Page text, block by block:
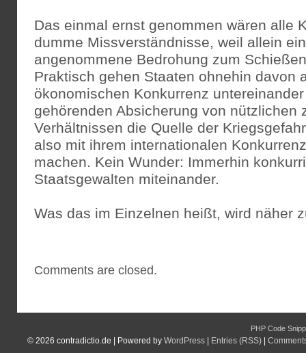
Das einmal ernst genommen wären alle
dumme Missverständnisse, weil allein
angenommene Bedrohung zum
Praktisch gehen Staaten ohnehin davon
ökonomischen Konkurrenz
gehörenden Absicherung von nützlichen
Verhältnissen die Quelle der
also mit ihrem internationalen
machen. Kein Wunder: Immerhin
Staatsgewalten miteinander.
Was das im Einzelnen heißt, wird näher
Comments are closed.
PHP Code
© 2026 contradictio.de | Powered by WordPress | Entries (RSS) |